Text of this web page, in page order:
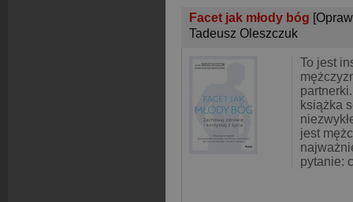
Facet jak młody bóg
Tadeusz Oleszczuk
To jest
książka
jest
pytanie: